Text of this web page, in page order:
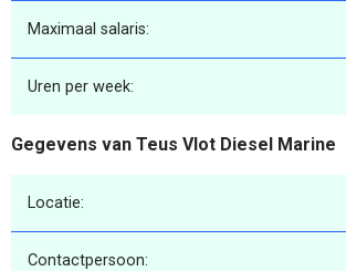
Maximaal salaris:
Uren per week:
Gegevens van Teus Vlot Diesel Marine
Locatie:
Contactpersoon: